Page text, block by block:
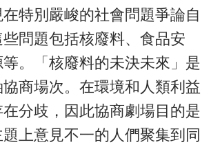
特別嚴峻的社會問題爭論自
問題包括核廢料、食品安
。「核廢料的未決未來」是
商場次。在環境和人類利益
分歧，因此協商劇場目的是
上意見不一的人們聚集到同